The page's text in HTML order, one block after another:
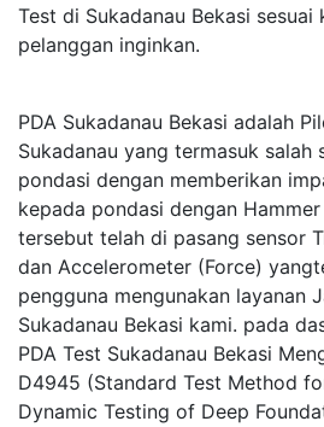
Test di Sukadanau Bekasi sesuai
pelanggan inginkan.
PDA Sukadanau Bekasi adalah
Sukadanau yang termasuk salah
pondasi dengan memberikan
kepada pondasi dengan
tersebut telah di pasang sensor
dan Accelerometer (Force)
pengguna mengunakan layanan
Sukadanau Bekasi kami. pada
PDA Test Sukadanau Bekasi
D4945 (Standard Test Method
Dynamic Testing of Deep